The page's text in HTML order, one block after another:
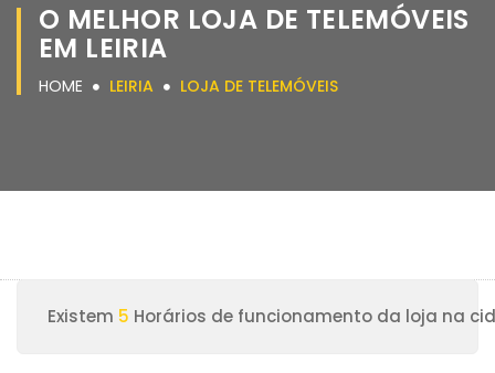
O MELHOR LOJA DE TELEMÓVEIS
EM LEIRIA
HOME LEIRIA LOJA DE TELEMÓVEIS
Existem 5 Horários de funcionamento da loja na